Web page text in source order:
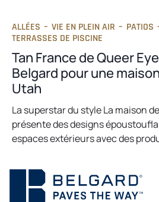
ALLÉES – VIE EN PLEIN AIR – PATIOS
TERRASSES DE PISCINE
Tan France de Queer
Belgard pour une
Utah
La superstar du style La maison
présente des designs
espaces extérieurs avec des